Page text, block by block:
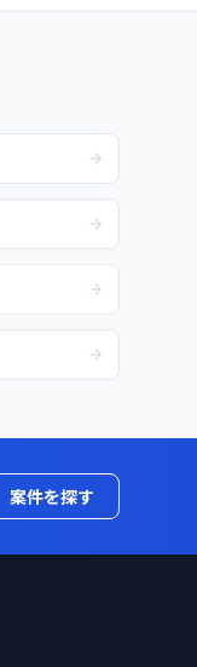
案件を探す